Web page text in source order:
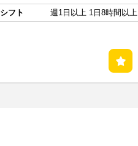
シフト
週1日以上 1日8時間以上